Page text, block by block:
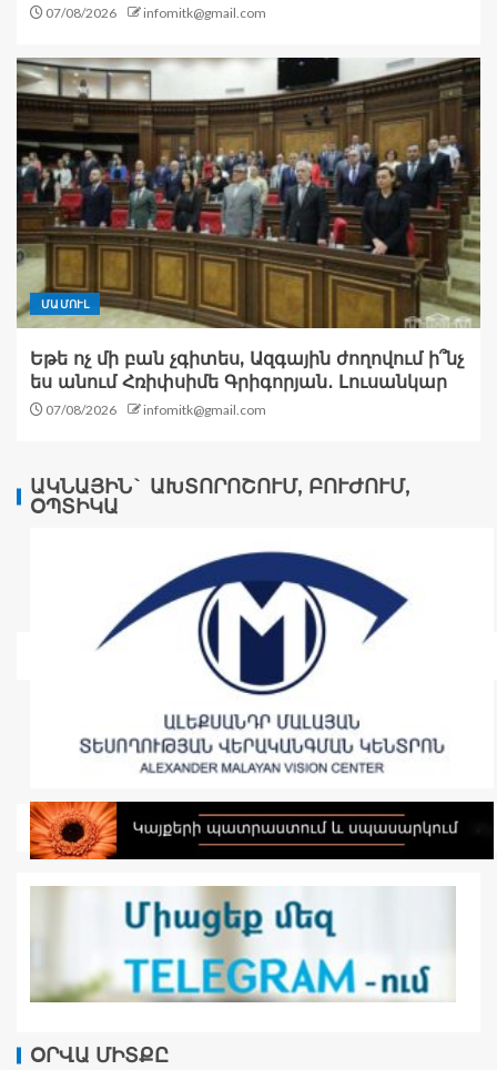
07/08/2026 infomitk@gmail.com
ՄԱՄՈՒԼ
Եթե ոչ մի բան չգիտես, Ազգային ժողովում ի՞նչ
ես անում Հռիփսիմե Գրիգորյան․ Լուսանկար
07/08/2026 infomitk@gmail.com
ԱԿՆԱՅԻՆ` ԱԽՏՈՐՈՇՈՒՄ, ԲՈՒԺՈՒՄ,
ՕՊՏԻԿԱ
ՕՐՎԱ ՄԻՏՔԸ